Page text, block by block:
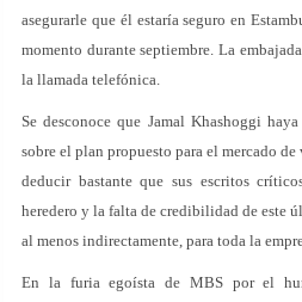
asegurarle que él estaría seguro en
momento durante septiembre. La
la llamada telefónica.
Se desconoce que Jamal Khashoggi
sobre el plan propuesto para el mercado de
deducir bastante que sus escritos
heredero y la falta de credibilidad de este
al menos indirectamente, para toda la
En la furia egoísta de MBS por el